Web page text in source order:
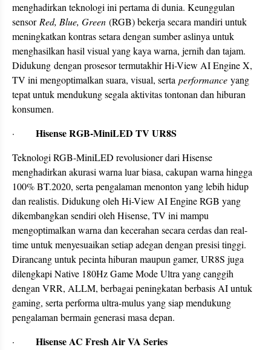
menghadirkan teknologi ini pertama di dunia. Keunggulan
sensor Red, Blue, Green (RGB) bekerja secara mandiri untuk
meningkatkan kontras setara dengan sumber aslinya untuk
menghasilkan hasil visual yang kaya warna, jernih dan tajam.
Didukung dengan prosesor termutakhir Hi-View AI Engine X,
TV ini mengoptimalkan suara, visual, serta performance yang
tepat untuk mendukung segala aktivitas tontonan dan hiburan
konsumen.
· Hisense RGB-MiniLED TV UR8S
Teknologi RGB-MiniLED revolusioner dari Hisense
menghadirkan akurasi warna luar biasa, cakupan warna hingga
100% BT.2020, serta pengalaman menonton yang lebih hidup
dan realistis. Didukung oleh Hi-View AI Engine RGB yang
dikembangkan sendiri oleh Hisense, TV ini mampu
mengoptimalkan warna dan kecerahan secara cerdas dan real-
time untuk menyesuaikan setiap adegan dengan presisi tinggi.
Dirancang untuk pecinta hiburan maupun gamer, UR8S juga
dilengkapi Native 180Hz Game Mode Ultra yang canggih
dengan VRR, ALLM, berbagai peningkatan berbasis AI untuk
gaming, serta performa ultra-mulus yang siap mendukung
pengalaman bermain generasi masa depan.
· Hisense AC Fresh Air VA Series